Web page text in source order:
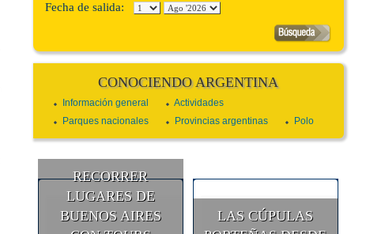
Fecha de salida:
CONOCIENDO ARGENTINA
Información general
Actividades
Parques nacionales
Provincias argentinas Polo
RECORRER
LUGARES DE
BUENOS AIRES
LAS CÚPULAS